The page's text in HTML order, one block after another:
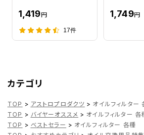
1,419円
17件
1,749円
カテゴリ
TOP > アストロプロダクツ > オイルフィルター
TOP > バイヤーオススメ > オイルフィルター 各
TOP > ベストセラー > オイルフィルター 各種